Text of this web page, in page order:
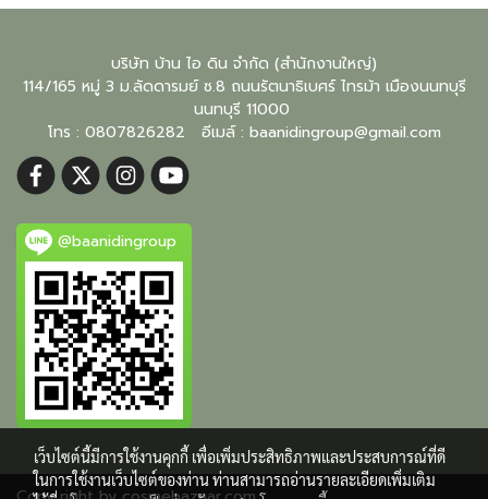
บริษัท บ้าน ไอ ดิน จำกัด (สำนักงานใหญ่)
114/165 หมู่ 3 ม.ลัดดารมย์ ซ.8 ถนนรัตนาธิเบศร์ ไทรม้า เมืองนนทบุรี
นนทบุรี 11000
โทร : 0807826282 อีเมล์ : baanidingroup@gmail.com
@baanidingroup
เว็บไซต์นี้มีการใช้งานคุกกี้ เพื่อเพิ่มประสิทธิภาพและประสบการณ์ที่ดี
ในการใช้งานเว็บไซต์ของท่าน ท่านสามารถอ่านรายละเอียดเพิ่มเติม